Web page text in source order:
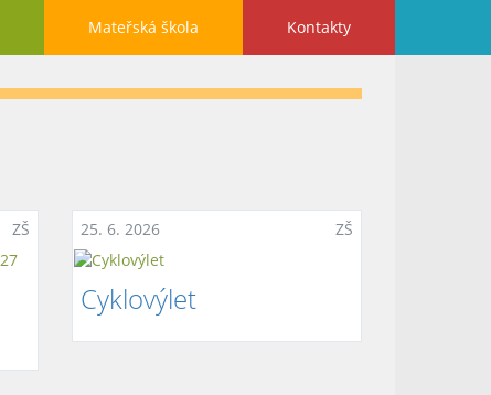
Mateřská škola Kontakty
ZŠ 25. 6. 2026 ZŠ
Cyklovýlet